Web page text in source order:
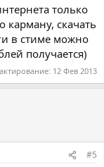
только
карману, скачать
в стиме можно
получается)
12 Фев 2013
#5